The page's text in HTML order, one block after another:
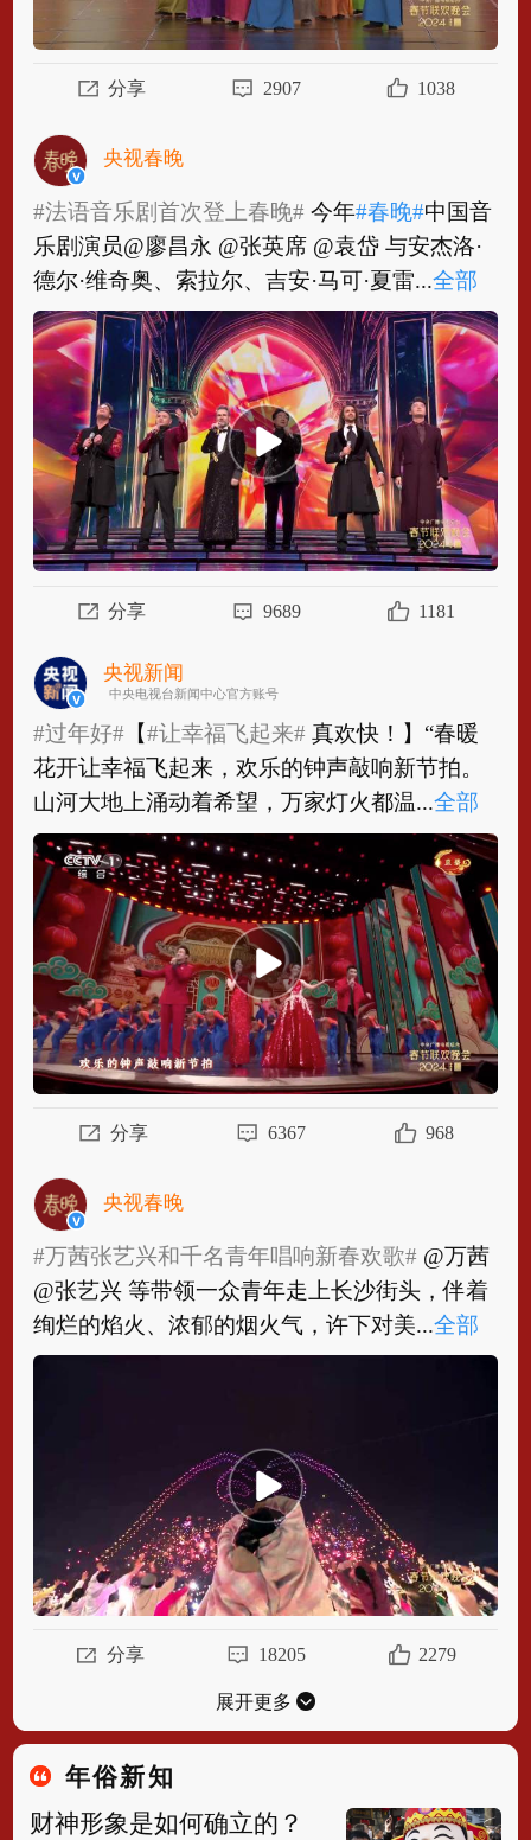
分享 2907 1038
央视春晚
#法语音乐剧首次登上春晚# 今年#春晚#中国音
乐剧演员@廖昌永 @张英席 @袁岱 与安杰洛·
德尔·维奇奥、索拉尔、吉安·马可·夏雷...全部
#法语音乐剧首次登上春晚#今年#春晚#中国音
乐剧演员@廖昌永 @张英席 @袁岱 与安杰洛·
德尔·维奇奥、索拉尔、吉安·马可·夏雷提...全
部
分享 9689 1181
央视新闻
中央电视台新闻中心官方账号
#过年好# 【#让幸福飞起来# 真欢快！】“春暖
花开让幸福飞起来，欢乐的钟声敲响新节拍。
山河大地上涌动着希望，万家灯火都温...全部
#过年好#【#让幸福飞起来#真欢快！】“春暖
花开让幸福飞起来，欢乐的钟声敲响新节拍。
山河大地上涌动着希望，万家灯火都温暖...全
部
分享 6367 968
央视春晚
#万茜张艺兴和千名青年唱响新春欢歌# @万茜
@张艺兴 等带领一众青年走上长沙街头，伴着
绚烂的焰火、浓郁的烟火气，许下对美...全部
#万茜张艺兴和千名青年唱响新春欢歌#@万茜
分享 18205 2279
展开更多
年俗新知
财神形象是如何确立的？